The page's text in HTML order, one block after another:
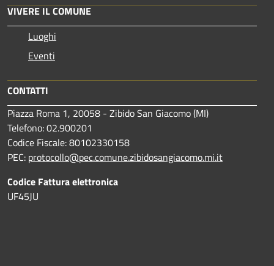
VIVERE IL COMUNE
Luoghi
Eventi
CONTATTI
Piazza Roma 1, 20058 - Zibido San Giacomo (MI)
Telefono: 02.900201
Codice Fiscale: 80102330158
PEC: protocollo@pec.comune.zibidosangiacomo.mi.it
Codice Fattura elettronica
UF45JU